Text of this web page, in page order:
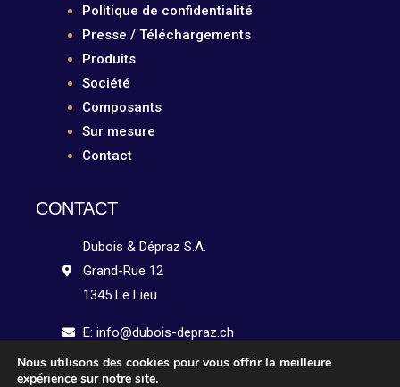
Politique de confidentialité
Presse / Téléchargements
Produits
Société
Composants
Sur mesure
Contact
CONTACT
Dubois & Dépraz S.A.
Grand-Rue 12
1345 Le Lieu
E: info@dubois-depraz.ch
Tél: +41 21 841 15 51
Nous utilisons des cookies pour vous offrir la meilleure
expérience sur notre site.